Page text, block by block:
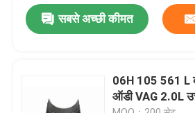
समाचार
इंजन मुख्य बियरिंग
सबसे अच्छी कीमत
06H 105 561 L
ऑडी VAG 2.0L